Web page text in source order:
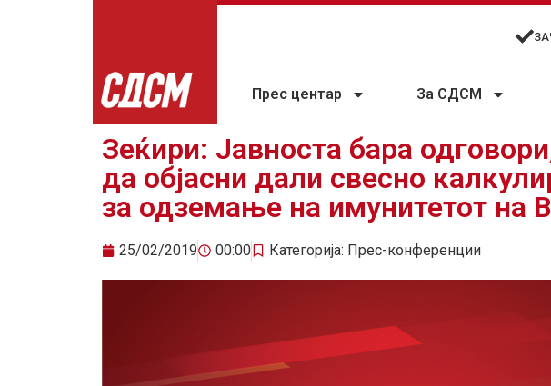
Прес центар За СДСМ
Зеќири: Јавноста бара
да објасни дали свесно
за одземање на имунитетот на
25/02/2019 00:00 Категорија: Прес-конференции